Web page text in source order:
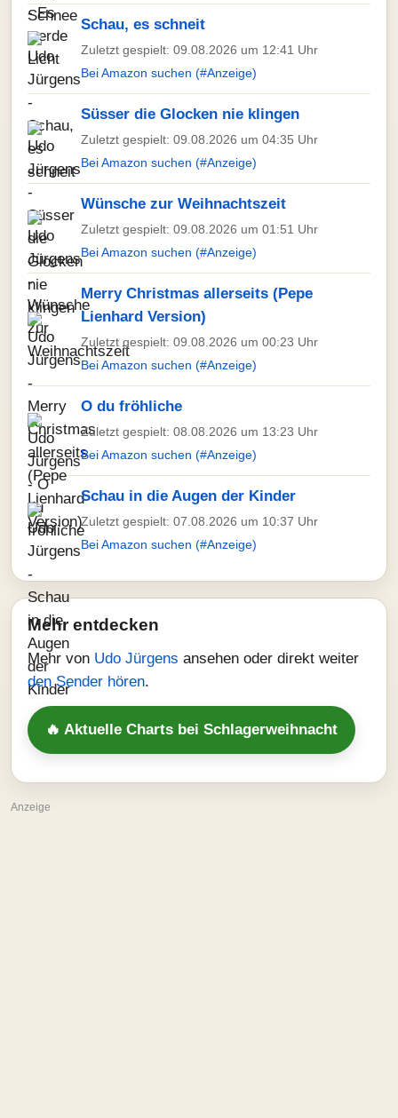
Schau, es schneit
Zuletzt gespielt: 09.08.2026 um 12:41 Uhr
Bei Amazon suchen (#Anzeige)
Süsser die Glocken nie klingen
Zuletzt gespielt: 09.08.2026 um 04:35 Uhr
Bei Amazon suchen (#Anzeige)
Wünsche zur Weihnachtszeit
Zuletzt gespielt: 09.08.2026 um 01:51 Uhr
Bei Amazon suchen (#Anzeige)
Merry Christmas allerseits (Pepe
Lienhard Version)
Zuletzt gespielt: 09.08.2026 um 00:23 Uhr
Bei Amazon suchen (#Anzeige)
O du fröhliche
Zuletzt gespielt: 08.08.2026 um 13:23 Uhr
Bei Amazon suchen (#Anzeige)
Schau in die Augen der Kinder
Zuletzt gespielt: 07.08.2026 um 10:37 Uhr
Bei Amazon suchen (#Anzeige)
Mehr entdecken
Mehr von Udo Jürgens ansehen oder direkt weiter
den Sender hören.
🔥 Aktuelle Charts bei Schlagerweihnacht
Anzeige